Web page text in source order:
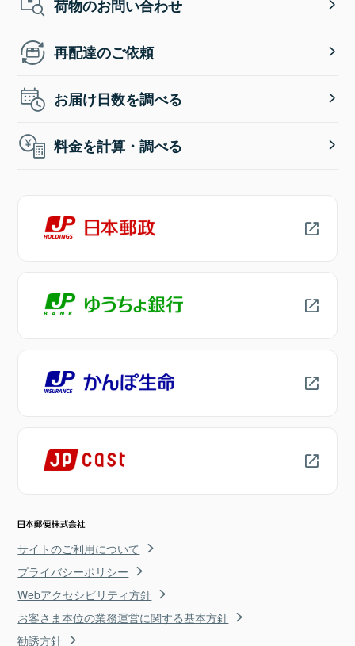
荷物のお問い合わせ
再配達のご依頼
お届け日数を調べる
料金を計算・調べる
サイトのご利用について
プライバシーポリシー
Webアクセシビリティ方針
お客さま本位の業務運営に関する基本方針
勧誘方針